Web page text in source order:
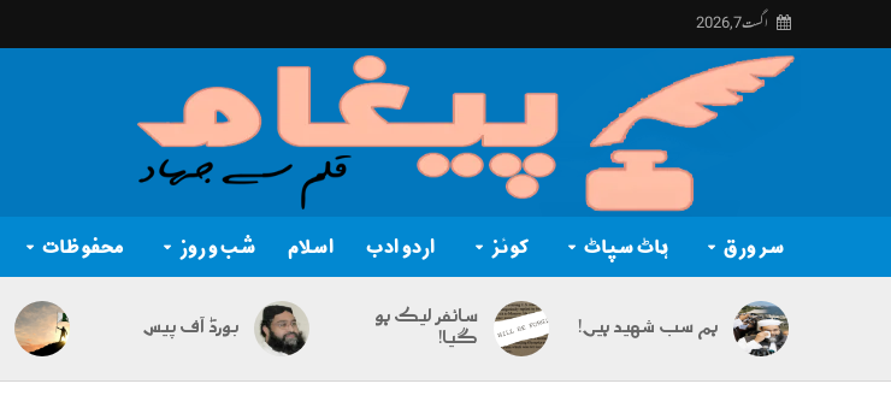
اگست 7, 2026
سر ورق ہاٹ سپاٹ کوئز اردو ادب اسلام شب و روز محفوظات
ہم سب شہید ہیں!
سائفر لیک ہو
گیا!
بورڈ آف پیس